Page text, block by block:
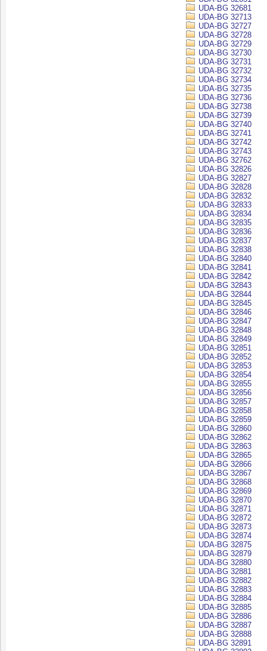
UDA-BG 32681
UDA-BG 32713
UDA-BG 32727
UDA-BG 32728
UDA-BG 32729
UDA-BG 32730
UDA-BG 32731
UDA-BG 32732
UDA-BG 32734
UDA-BG 32735
UDA-BG 32736
UDA-BG 32738
UDA-BG 32739
UDA-BG 32740
UDA-BG 32741
UDA-BG 32742
UDA-BG 32743
UDA-BG 32762
UDA-BG 32826
UDA-BG 32827
UDA-BG 32828
UDA-BG 32832
UDA-BG 32833
UDA-BG 32834
UDA-BG 32835
UDA-BG 32836
UDA-BG 32837
UDA-BG 32838
UDA-BG 32840
UDA-BG 32841
UDA-BG 32842
UDA-BG 32843
UDA-BG 32844
UDA-BG 32845
UDA-BG 32846
UDA-BG 32847
UDA-BG 32848
UDA-BG 32849
UDA-BG 32851
UDA-BG 32852
UDA-BG 32853
UDA-BG 32854
UDA-BG 32855
UDA-BG 32856
UDA-BG 32857
UDA-BG 32858
UDA-BG 32859
UDA-BG 32860
UDA-BG 32862
UDA-BG 32863
UDA-BG 32865
UDA-BG 32866
UDA-BG 32867
UDA-BG 32868
UDA-BG 32869
UDA-BG 32870
UDA-BG 32871
UDA-BG 32872
UDA-BG 32873
UDA-BG 32874
UDA-BG 32875
UDA-BG 32879
UDA-BG 32880
UDA-BG 32881
UDA-BG 32882
UDA-BG 32883
UDA-BG 32884
UDA-BG 32885
UDA-BG 32886
UDA-BG 32887
UDA-BG 32888
UDA-BG 32891